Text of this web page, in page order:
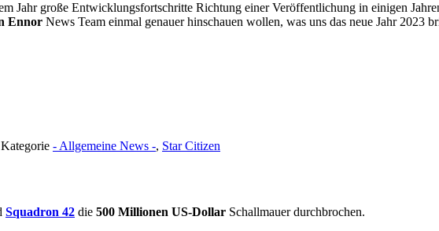
Jahr große Entwicklungsfortschritte Richtung einer Veröffentlichung in einigen
Ennor News Team einmal genauer hinschauen wollen, was uns das neue Jahr 2023
- Allgemeine News -, Star Citizen
Squadron 42 die 500 Millionen US-Dollar Schallmauer durchbrochen.